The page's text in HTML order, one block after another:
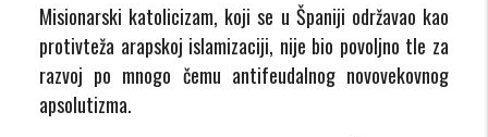
Misionarski katolicizam, koji se u Španiji održavao kao
protivteža arapskoj islamizaciji, nije bio povoljno tle za
razvoj po mnogo čemu antifeudalnog novovekovnog
apsolutizma.